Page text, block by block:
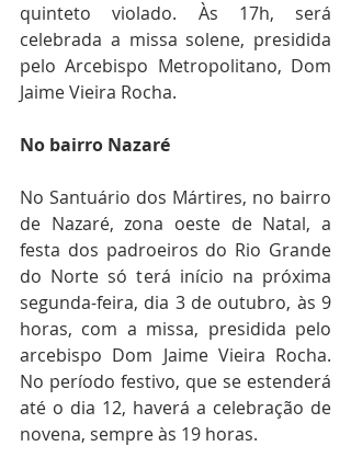
quinteto violado. Às 17h, será
celebrada a missa solene, presidida
pelo Arcebispo Metropolitano, Dom
Jaime Vieira Rocha.
No bairro Nazaré
No Santuário dos Mártires, no bairro
de Nazaré, zona oeste de Natal, a
festa dos padroeiros do Rio Grande
do Norte só terá início na próxima
segunda-feira, dia 3 de outubro, às 9
horas, com a missa, presidida pelo
arcebispo Dom Jaime Vieira Rocha.
No período festivo, que se estenderá
até o dia 12, haverá a celebração de
novena, sempre às 19 horas.